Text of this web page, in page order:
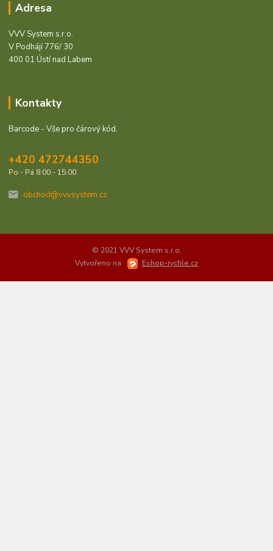
Adresa
VVV System s.r.o.
V Podhájí 776/ 30
400 01 Ústí nad Labem
Kontakty
Barcode - Vše pro čárový kód.
+420 472744350
Po - Pá 8:00 - 15:00
obchod@vvvsystem.cz
© 2021 VVV System s.r.o.
Vytvořeno na
Eshop-rychle.cz